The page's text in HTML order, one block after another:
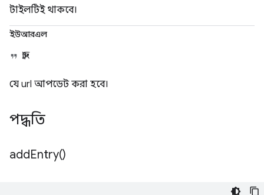
টাইলটিই থাকবে।
ইউআরএল
স্ট্রিং
যে url আপডেট করা হবে।
পদ্ধতি
addEntry()